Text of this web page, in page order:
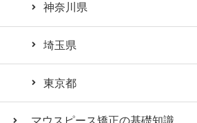
神奈川県
埼玉県
東京都
マウスピース矯正の基礎知識